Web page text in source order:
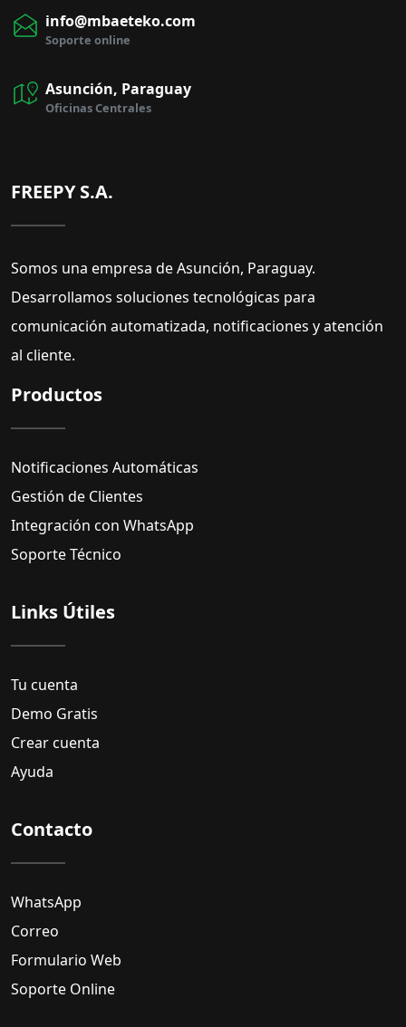
info@mbaeteko.com
Soporte online
Asunción, Paraguay
Oficinas Centrales
FREEPY S.A.
Somos una empresa de Asunción, Paraguay.
Desarrollamos soluciones tecnológicas para
comunicación automatizada, notificaciones y atención
al cliente.
Productos
Notificaciones Automáticas
Gestión de Clientes
Integración con WhatsApp
Soporte Técnico
Links Útiles
Tu cuenta
Demo Gratis
Crear cuenta
Ayuda
Contacto
WhatsApp
Correo
Formulario Web
Soporte Online